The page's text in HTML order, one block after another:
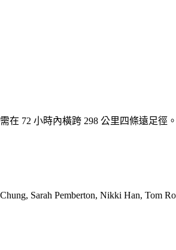
72 小時內橫跨 298 公里四條遠足
Sarah Pemberton, Nikki Han, Tom